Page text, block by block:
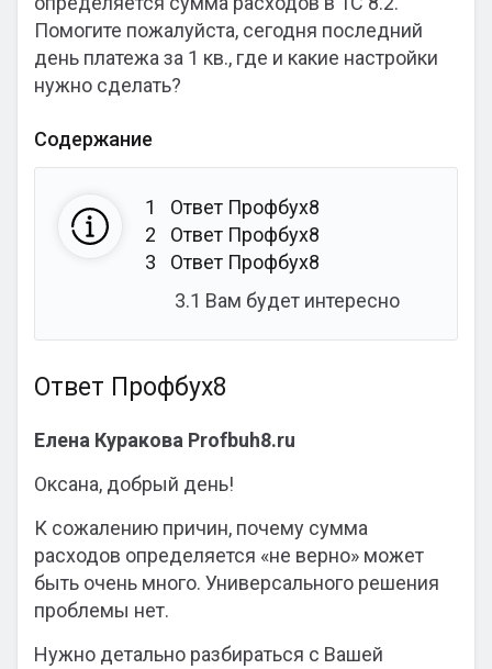
Помогите пожалуйста, сегодня последний
день платежа за 1 кв., где и какие настройки
нужно сделать?
Содержание
1
Ответ Профбух8
2
Ответ Профбух8
3
Ответ Профбух8
3.1 Вам будет интересно
Ответ Профбух8
Елена Куракова Profbuh8.ru
Оксана, добрый день!
К сожалению причин, почему сумма
расходов определяется «не верно» может
быть очень много. Универсального решения
проблемы нет.
Нужно детально разбираться с Вашей